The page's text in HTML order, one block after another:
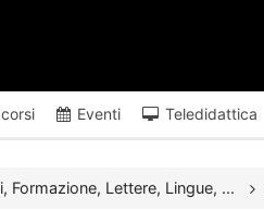
Eventi Teledidattica
Formazione, Lettere, Lingue, ...